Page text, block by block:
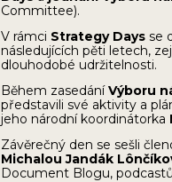
Committee).
V rámci Strategy Days se
následujících pěti letech,
dlouhodobé udržitelnosti.
Během zasedáníVýboru
představili své aktivity a
jeho národní koordinátorka
Závěrečný den se sešli
Michalou Jandák
Document Blogu,